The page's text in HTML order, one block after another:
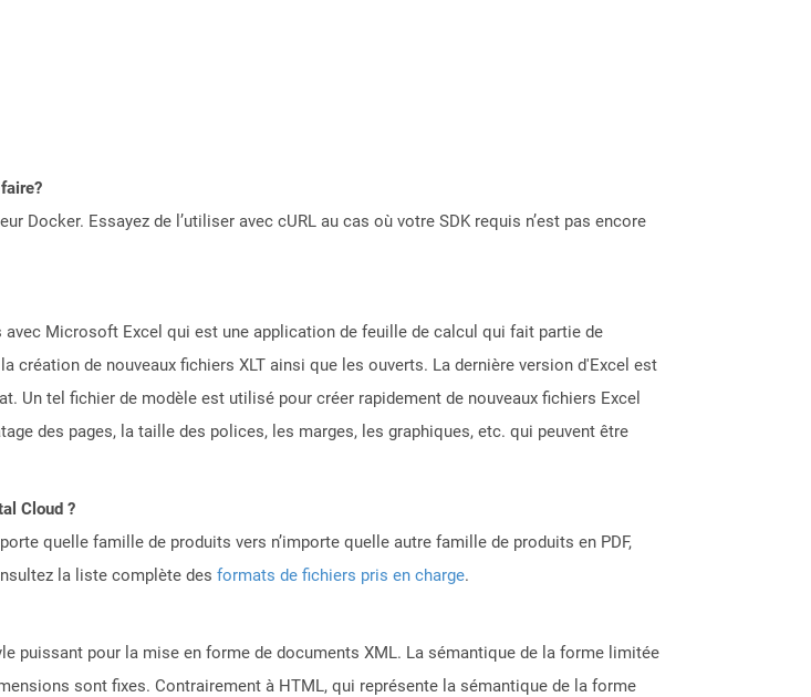
Docker. Essayez de l’utiliser avec cURL au cas où votre SDK requis n’est pas encore
Microsoft Excel qui est une application de feuille de calcul qui fait partie de
de nouveaux fichiers XLT ainsi que les ouverts. La dernière version d'Excel est
Un tel fichier de modèle est utilisé pour créer rapidement de nouveaux fichiers Excel
des pages, la taille des polices, les marges, les graphiques, etc. qui peuvent être
Cloud ?
quelle famille de produits vers n’importe quelle autre famille de produits en PDF,
la liste complète des formats de fichiers pris en charge.
puissant pour la mise en forme de documents XML. La sémantique de la forme limitée
sont fixes. Contrairement à HTML, qui représente la sémantique de la forme